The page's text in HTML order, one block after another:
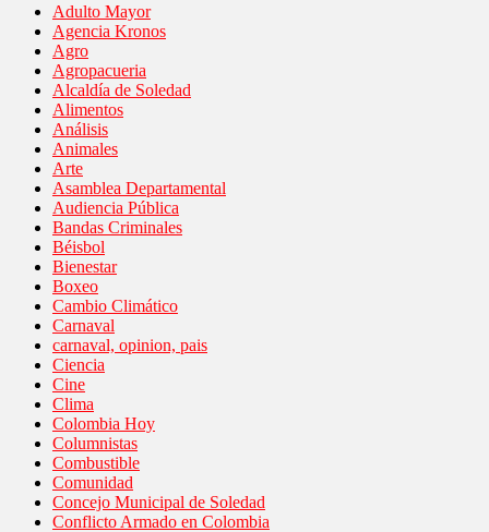
Adulto Mayor
Agencia Kronos
Agro
Agropacueria
Alcaldía de Soledad
Alimentos
Análisis
Animales
Arte
Asamblea Departamental
Audiencia Pública
Bandas Criminales
Béisbol
Bienestar
Boxeo
Cambio Climático
Carnaval
carnaval, opinion, pais
Ciencia
Cine
Clima
Colombia Hoy
Columnistas
Combustible
Comunidad
Concejo Municipal de Soledad
Conflicto Armado en Colombia